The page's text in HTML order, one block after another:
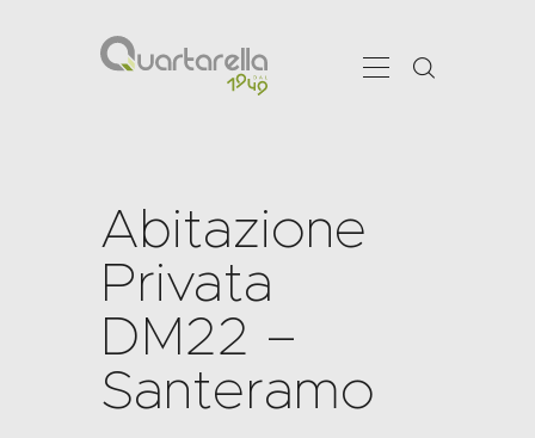
Abitazione
Privata
DM22 –
Santeramo
CHI SIAMO
SHOWROOM
SERVIZI
PRODOTTI
PROJECTS
NEWS